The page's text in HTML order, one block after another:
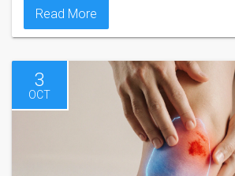
Read More
3
OCT